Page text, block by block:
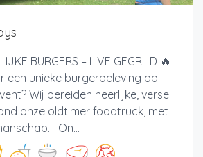
BURGERS – LIVE GEGRILD 🔥
unieke burgerbeleving op
Wij bereiden heerlijke, verse
onze oldtimer foodtruck, met
On...